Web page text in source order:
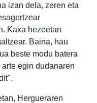
izan dela, zeren eta
Kaxa hezeetan
Baina, hau
beste modu batera
egin dudanaren
Hergueraren